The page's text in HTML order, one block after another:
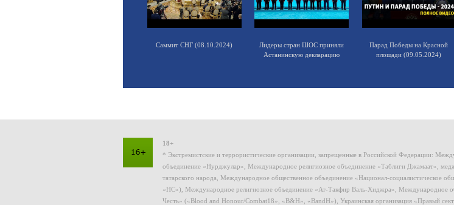
Саммит СНГ (08.10.2024)
Лидеры стран ШОС приняли
Астанинскую декларацию
Парад Победы на Красной
площади (09.05.2024)
18+
* Экстремистские и террористические организации, запрещенные в Российской Федерации:
объединение «Нурджулар», Международное религиозное объединение «Таблиги Джамаат»,
татарского народа, Международное общественное объединение «Национал-социалистическое
«НС»), Международное религиозное объединение «Ат-Такфир Валь-Хиджра», Международное
Честь» («Blood and Honour/Combat18», «B&H», «BandH»), Украинская организация «Правый